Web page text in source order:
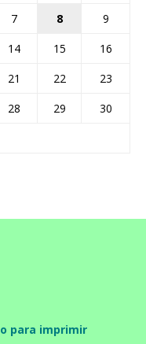
7 8
9
14 15
16
21 22
23
28 29
30
para imprimir